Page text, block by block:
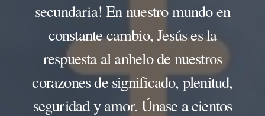
secundaria! En nuestro mundo en
constante cambio, Jesús es la
respuesta al anhelo de nuestros
corazones de significado, plenitud,
seguridad y amor. Únase a cientos